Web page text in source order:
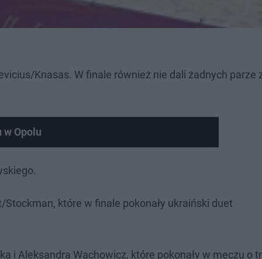
Knasas. W finale również nie dali żadnych parze
Opolu
które w finale pokonały ukraiński duet
i Aleksandra Wachowicz, które pokonały w meczu o